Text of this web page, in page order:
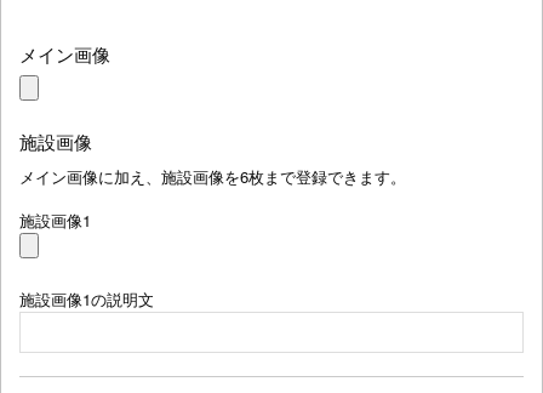
メイン画像
施設画像
メイン画像に加え、施設画像を6枚まで登録できます。
施設画像1
施設画像1の説明文